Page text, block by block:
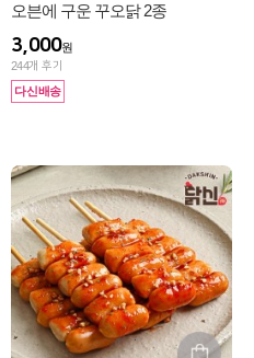
오븐에 구운 꾸오닭 2종
3,000원
244개 후기
다신배송